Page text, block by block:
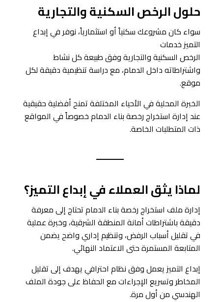
حلول الرخص السكنية والتجارية
سواء كان مشروعك سكنياً أو استثمارياً، نوفر في إبداع
التميز خدمات
الرخص السكنية والتجارية وفق طبيعة كل نشاط
واشتراطاته داخل الدمام، مع دراسة تنظيمية دقيقة لكل
موقع.
الخبرة المحلية في الأحياء المختلفة تمنح أفضلية حقيقية
عند إدارة استخراج رخصة بناء الدمام خصوصاً في المواقع
ذات المتطلبات الخاصة.
لماذا يثق العملاء في إبداع التميز؟
إدارة ملف استخراج رخصة بناء الدمام تحتاج إلى معرفة
دقيقة باشتراطات أمانة المنطقة الشرقية، وخبرة عملية
في تقليل أسباب الرفض، وتنظيم إداري واضح يضمن
المتابعة المستمرة حتى الاعتماد النهائي.
إبداع التميز يعمل وفق نظام احترافي يهدف إلى تقليل
المخاطر وتسريع الإجراءات مع الحفاظ على جودة الملف
الهندسي من أول مرة.